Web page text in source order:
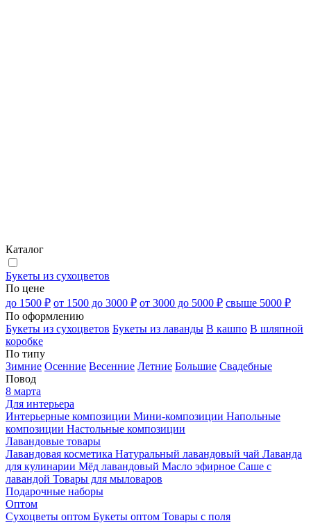
Каталог
Букеты из сухоцветов
По цене
до 1500 ₽ от 1500 до 3000 ₽ от 3000 до 5000 ₽ свыше 5000 ₽
По оформлению
Букеты из сухоцветов Букеты из лаванды В кашпо В шляпной
коробке
По типу
Зимние Осенние Весенние Летние Большие Свадебные
Повод
8 марта
Для интерьера
Интерьерные композиции Мини-композиции Напольные
композиции Настольные композиции
Лавандовые товары
Лавандовая косметика Натуральный лавандовый чай Лаванда
для кулинарии Мёд лавандовый Масло эфирное Саше с
лавандой Товары для мыловаров
Подарочные наборы
Оптом
Сухоцветы оптом Букеты оптом Товары с поля